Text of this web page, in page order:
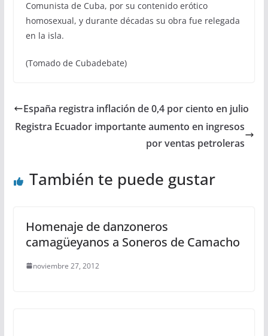
Comunista de Cuba, por su contenido erótico
homosexual, y durante décadas su obra fue relegada
en la isla.
(Tomado de Cubadebate)
España registra inflación de 0,4 por ciento en julio
Registra Ecuador importante aumento en ingresos
por ventas petroleras
También te puede gustar
Homenaje de danzoneros
camagüeyanos a Soneros de Camacho
noviembre 27, 2012